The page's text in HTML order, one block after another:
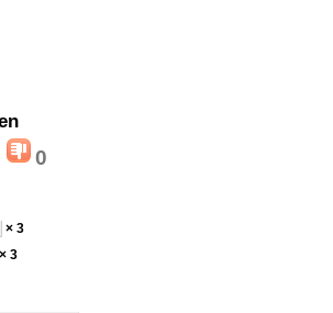
0
× 3
× 3